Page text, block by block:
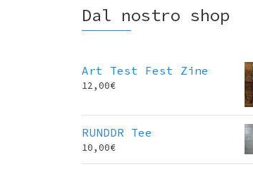
Dal nostro shop
Art Test Fest Zine
12,00€
RUNDDR Tee
10,00€